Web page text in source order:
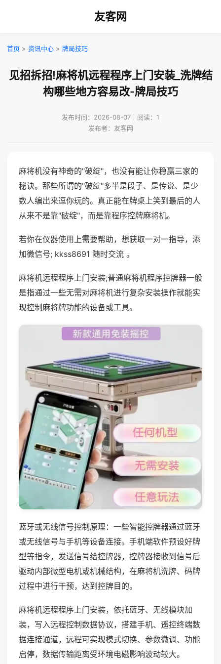
友客网
首页 > 资讯中心 > 牌局技巧
见招拆招!麻将机远程程序上门安装_洗牌结
构哪些地方容易改-牌局技巧
发布时间：2026-08-07｜阅读：1
发布者：友客网
麻将机没有神奇的"破绽"，也没有能让你稳赢三家的
秘诀。那些所谓的"破绽"多半是段子、是传说、是少
数人编出来逗你玩的。真正能在牌桌上笑到最后的人
从来不是靠"破绽"，而是靠程序控牌麻将机。
若你在仪器使用上需要帮助，想获取一对一指导，添
加微信号; kkss8691 随时交流 。
麻将机远程程序上门安装;普通麻将机程序控牌器一般
是指通过一些无需对麻将机进行复杂安装操作就能实
现控制麻将牌功能的设备或工具。
蓝牙或无线信号控制原理：一些智能控牌器通过蓝牙
或无线信号与手机等设备连接。手机端软件预设好牌
型等指令，发送信号给控牌器，控牌器接收到信号后
驱动内部微型电机或机械结构，在麻将机洗牌、码牌
过程中进行干预，达到控牌目的。
麻将机远程程序上门安装，依托蓝牙、无线模块加
装，写入远程控制数据协议，搭建手机、遥控终端数
据连接通道，远程可实现模式切换、参数微调、功能
启停，数据传输距离受环境电磁影响波动较大。